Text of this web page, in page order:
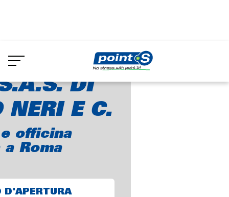
to
main
S.A.S. DI SERGIO NERI E C.
DI
NERI E C.
officina
Roma
D'APERTURA